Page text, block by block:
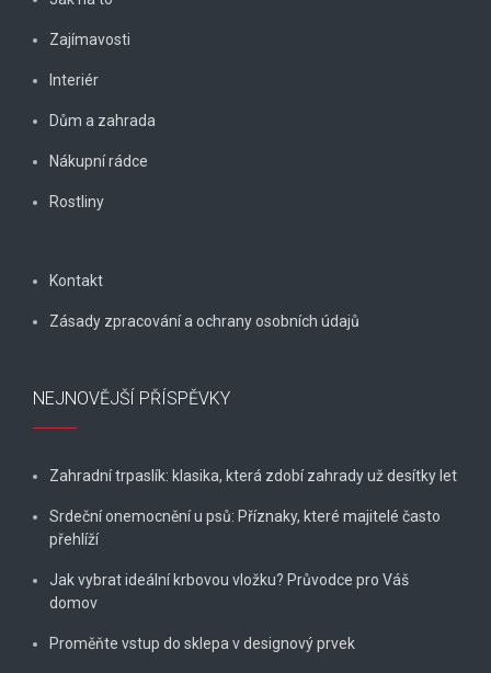
Zajímavosti
Interiér
Dům a zahrada
Nákupní rádce
Rostliny
Kontakt
Zásady zpracování a ochrany osobních údajů
NEJNOVĚJŠÍ PŘÍSPĚVKY
Zahradní trpaslík: klasika, která zdobí zahrady už desítky let
Srdeční onemocnění u psů: Příznaky, které majitelé často
přehlíží
Jak vybrat ideální krbovou vložku? Průvodce pro Váš
domov
Proměňte vstup do sklepa v designový prvek